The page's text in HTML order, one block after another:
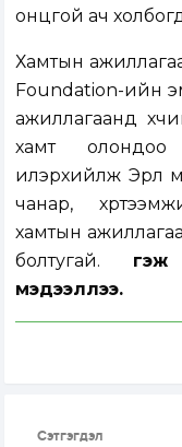
онцгой ач
Хамтын
Foundation-ийн
ажиллагаанд
хамт олондоо
илэрхийлж Эрүүл
чанар,
хамтын
болтугай. гэж
мэдээллээ.
Сэтгэгдэл